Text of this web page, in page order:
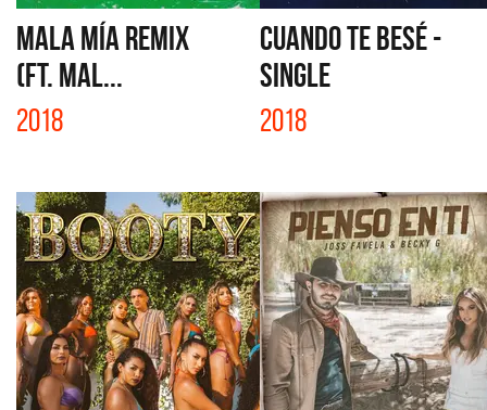
MALA MÍA REMIX
(FT. MAL...
2018
CUANDO TE BESÉ -
SINGLE
2018